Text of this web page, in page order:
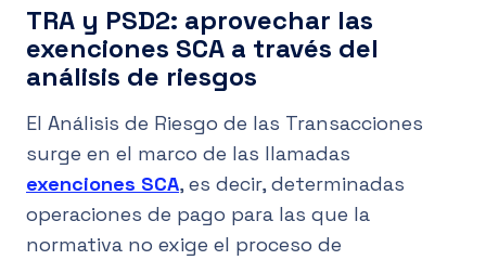
TRA y PSD2: aprovechar las
exenciones SCA a través del
análisis de riesgos
El Análisis de Riesgo de las Transacciones
surge en el marco de las llamadas
exenciones SCA, es decir, determinadas
operaciones de pago para las que la
normativa no exige el proceso de